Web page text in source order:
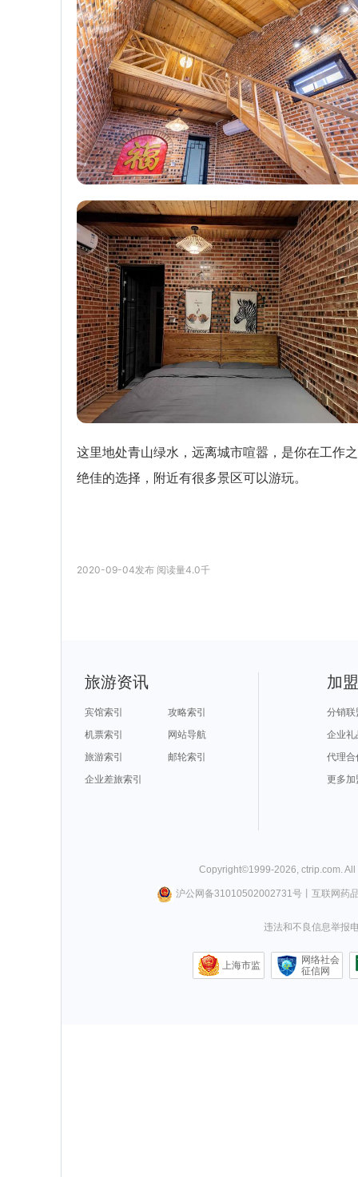
这里地处青山绿水，远离城市喧嚣，是你在工作
绝佳的选择，附近有很多景区可以游玩。
2020-09-04发布 阅读量4.0千
旅游资讯
宾馆索引
攻略索引
机票索引
网站导航
旅游索引
邮轮索引
企业差旅索引
加
分销联
企业礼
代理合
更多加
Copyright©1999-2026, ctrip.com.
沪公网备31010502002731号丨 互联网药
违法和不良信息举报
上海市监
网络社会
征信网